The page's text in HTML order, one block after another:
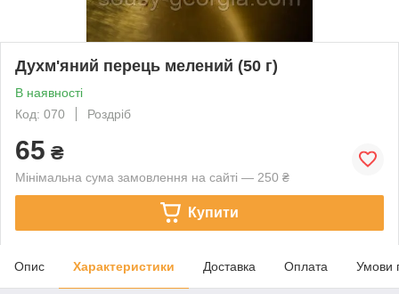
Духм'яний перець мелений (50 г)
В наявності
Код: 070
Роздріб
65 ₴
Мінімальна сума замовлення на сайті — 250 ₴
Купити
Опис Характеристики Доставка Оплата Умови